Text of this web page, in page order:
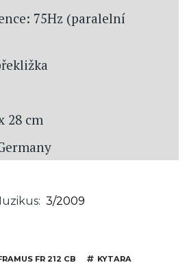
75Hz (paralelní
28 cm
3/2009
FR 212 CB KYTARA